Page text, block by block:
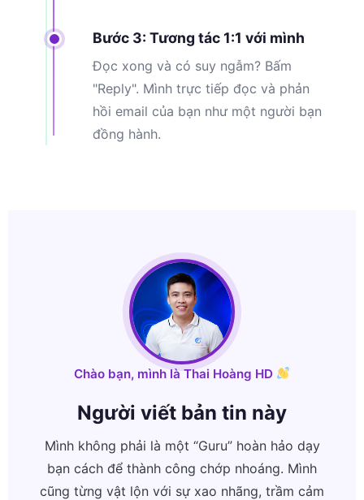
Bước 3: Tương tác 1:1 với mình
Đọc xong và có suy ngẫm? Bấm
"Reply". Mình trực tiếp đọc và phản
hồi email của bạn như một người bạn
đồng hành.
Chào bạn, mình là Thai Hoàng HD
Người viết bản tin này
Mình không phải là một “Guru” hoàn hảo dạy
bạn cách để thành công chớp nhoáng. Mình
cũng từng vật lộn với sự xao nhãng, trầm cảm